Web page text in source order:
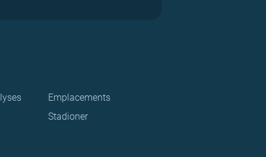
Emplacements
Stadioner